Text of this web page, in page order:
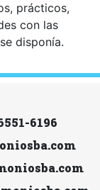
prácticos,
con las
disponía.
6196